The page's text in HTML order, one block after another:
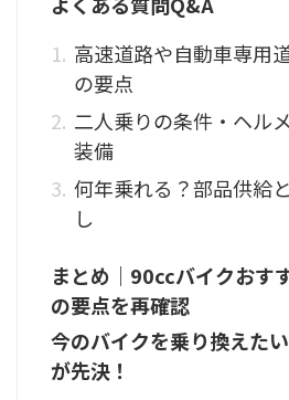
高速道路や自動車専用
の要点
二人乗りの条件・ヘル
装備
何年乗れる？部品供給
し
まとめ｜90ccバイクおす
の要点を再確認
今のバイクを乗り換えた
が先決！